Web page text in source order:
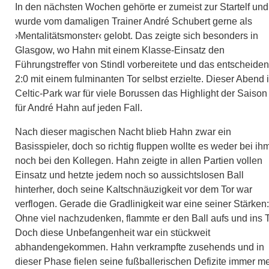
In den nächsten Wochen gehörte er zumeist zur Startelf und
wurde vom damaligen Trainer André Schubert gerne als
›Mentalitätsmonster‹ gelobt. Das zeigte sich besonders in
Glasgow, wo Hahn mit einem Klasse-Einsatz den
Führungstreffer von Stindl vorbereitete und das
2:0 mit einem fulminanten Tor selbst erzielte. Dieser Abend
Celtic-Park war für viele Borussen das Highlight der Saison
für André Hahn auf jeden Fall.
Nach dieser magischen Nacht blieb Hahn zwar ein
Basisspieler, doch so richtig fluppen wollte es weder bei
noch bei den Kollegen. Hahn zeigte in allen Partien vollen
Einsatz und hetzte jedem noch so aussichtslosen Ball
hinterher, doch seine Kaltschnäuzigkeit vor dem Tor war
verflogen. Gerade die Gradlinigkeit war eine seiner Stärken:
Ohne viel nachzudenken, flammte er den Ball aufs und ins
Doch diese Unbefangenheit war ein stückweit
abhandengekommen. Hahn verkrampfte zusehends und in
dieser Phase fielen seine fußballerischen Defizite immer